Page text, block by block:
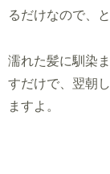
るだけなので、
濡れた髪に馴染
すだけで、翌朝
ますよ。